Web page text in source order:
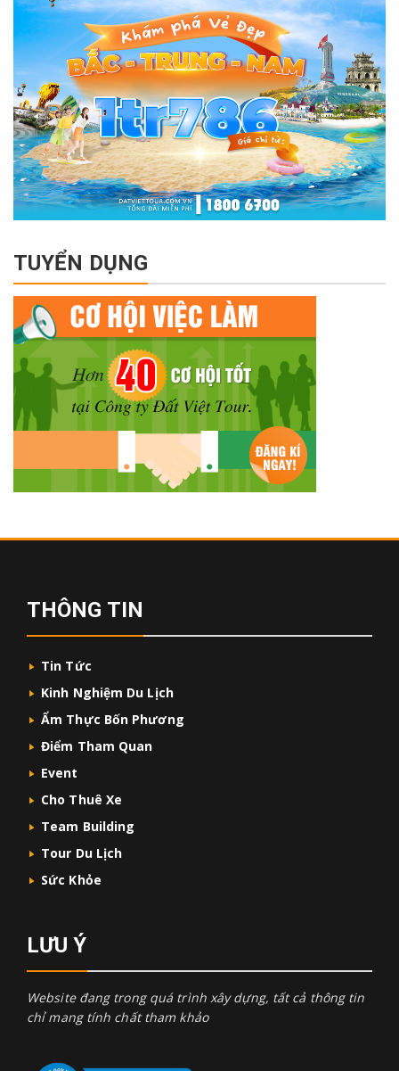
TUYỂN DỤNG
THÔNG TIN
Tin Tức
Kinh Nghiệm Du Lịch
Ẩm Thực Bốn Phương
Điểm Tham Quan
Event
Cho Thuê Xe
Team Building
Tour Du Lịch
Sức Khỏe
LƯU Ý
Website đang trong quá trình xây dựng, tất cả thông tin
chỉ mang tính chất tham khảo